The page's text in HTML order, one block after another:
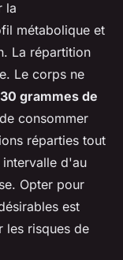
la
métabolique et
La répartition
Le corps ne
30 grammes de
consommer
réparties tout
intervalle d'au
Opter pour
est
les risques de